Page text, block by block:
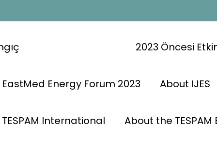
2023 Öncesi
Energy Forum 2023 About IJES
International About the TESPAM